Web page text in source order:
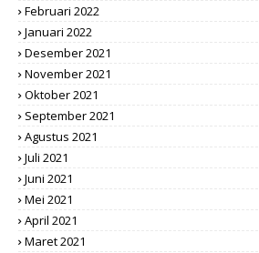
Februari 2022
Januari 2022
Desember 2021
November 2021
Oktober 2021
September 2021
Agustus 2021
Juli 2021
Juni 2021
Mei 2021
April 2021
Maret 2021